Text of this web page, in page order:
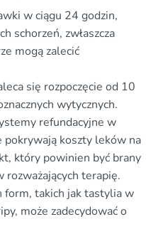
w ciągu 24 godzin,
schorzeń, zwłaszcza
mogą zalecić
się rozpoczęcie od 10
wytycznych.
refundacyjne w
pokrywają koszty leków na
który powinien być brany
rozważających terapię.
form, takich jak tastylia w
może zadecydować o